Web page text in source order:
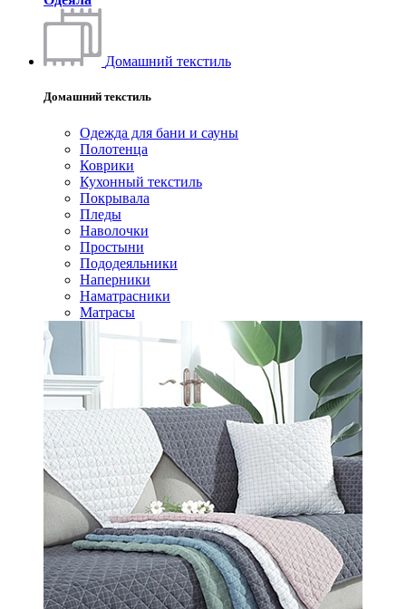
Домашний текстиль
Домашний текстиль
Одежда для бани и сауны
Полотенца
Коврики
Кухонный текстиль
Покрывала
Пледы
Наволочки
Простыни
Пододеяльники
Наперники
Наматрасники
Матрасы